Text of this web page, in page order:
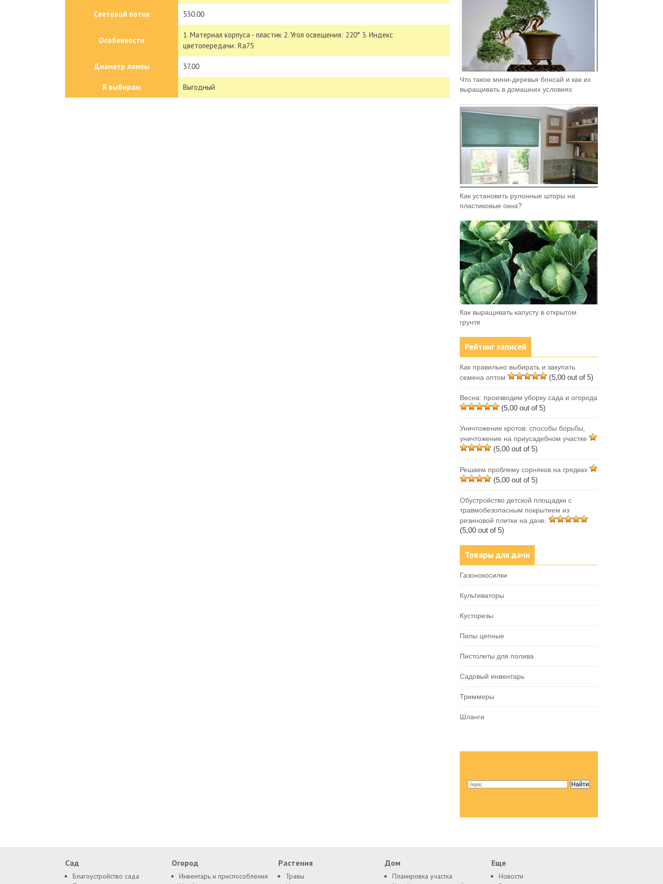
Световой поток 530.00
Особенности
1. Материал корпуса - пластик 2. Угол освещения: 220° 3. Индекс
цветопередачи: Ra75
Диаметр лампы 37.00
Я выбираю Выгодный
Что такое мини-деревья бонсай и как их
выращивать в домашних условиях
Как установить рулонные шторы на
пластиковые окна?
Как выращивать капусту в открытом
грунте
Рейтинг записей
Как правильно выбирать и закупать
семена оптом
(5,00 out of 5)
Весна: производим уборку сада и огорода
(5,00 out of 5)
Уничтожение кротов: способы борьбы,
уничтожение на приусадебном участке
(5,00 out of 5)
Решаем проблему сорняков на грядках
(5,00 out of 5)
Обустройство детской площадки с
травмобезопасным покрытием из
резиновой плитки на даче.
(5,00 out of 5)
Товары для дачи
Газонокосилки
Культиваторы
Кусторезы
Пилы цепные
Пистолеты для полива
Садовый инвентарь
Триммеры
Шланги
Сад
Благоустройство сада
Огород
Инвентарь и приспособления
Растения
Травы
Дом
Планировка участка
Еще
Новости